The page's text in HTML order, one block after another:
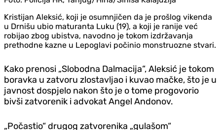
Kristijan Aleksić, koji je osumnjičen da je prošlog vikenda
u Drnišu ubio maturanta Luku (19), a koji je ranije već
robijao zbog ubistva, navodno je tokom izdržavanja
prethodne kazne u Lepoglavi počinio monstruozne stvari.
Kako prenosi „Slobodna Dalmacija“, Aleksić je tokom
boravka u zatvoru zlostavljao i kuvao mačke, što je u
javnost dospjelo nakon što je o tome progovorio
bivši zatvorenik i advokat Angel Andonov.
„Počastio“ drugog zatvorenika „gulašom“